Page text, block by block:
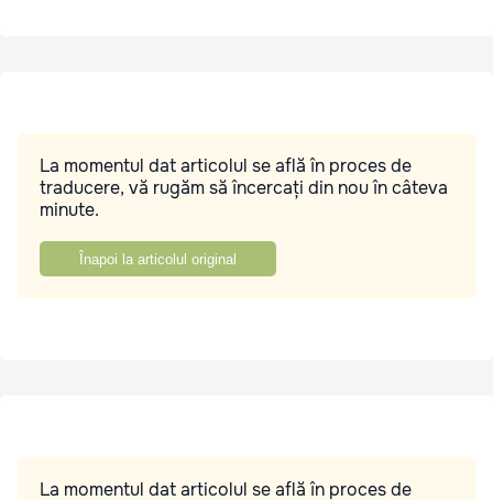
La momentul dat articolul se află în proces de
traducere, vă rugăm să încercați din nou în câteva
minute.
Înapoi la articolul original
La momentul dat articolul se află în proces de